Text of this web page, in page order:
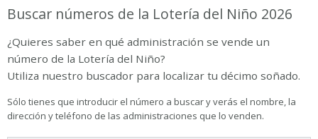
Historia
Buscar números de la Lotería del Niño 2026
¿Quieres saber en qué administración se vende un
número de la Lotería del Niño?
Utiliza nuestro buscador para localizar tu décimo soñado.
Sólo tienes que introducir el número a buscar y verás el nombre, la
dirección y teléfono de las administraciones que lo venden.